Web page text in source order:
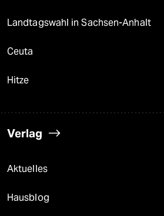
Landtagswahl in Sachsen-Anhalt
Ceuta
Hitze
Verlag
Aktuelles
Hausblog